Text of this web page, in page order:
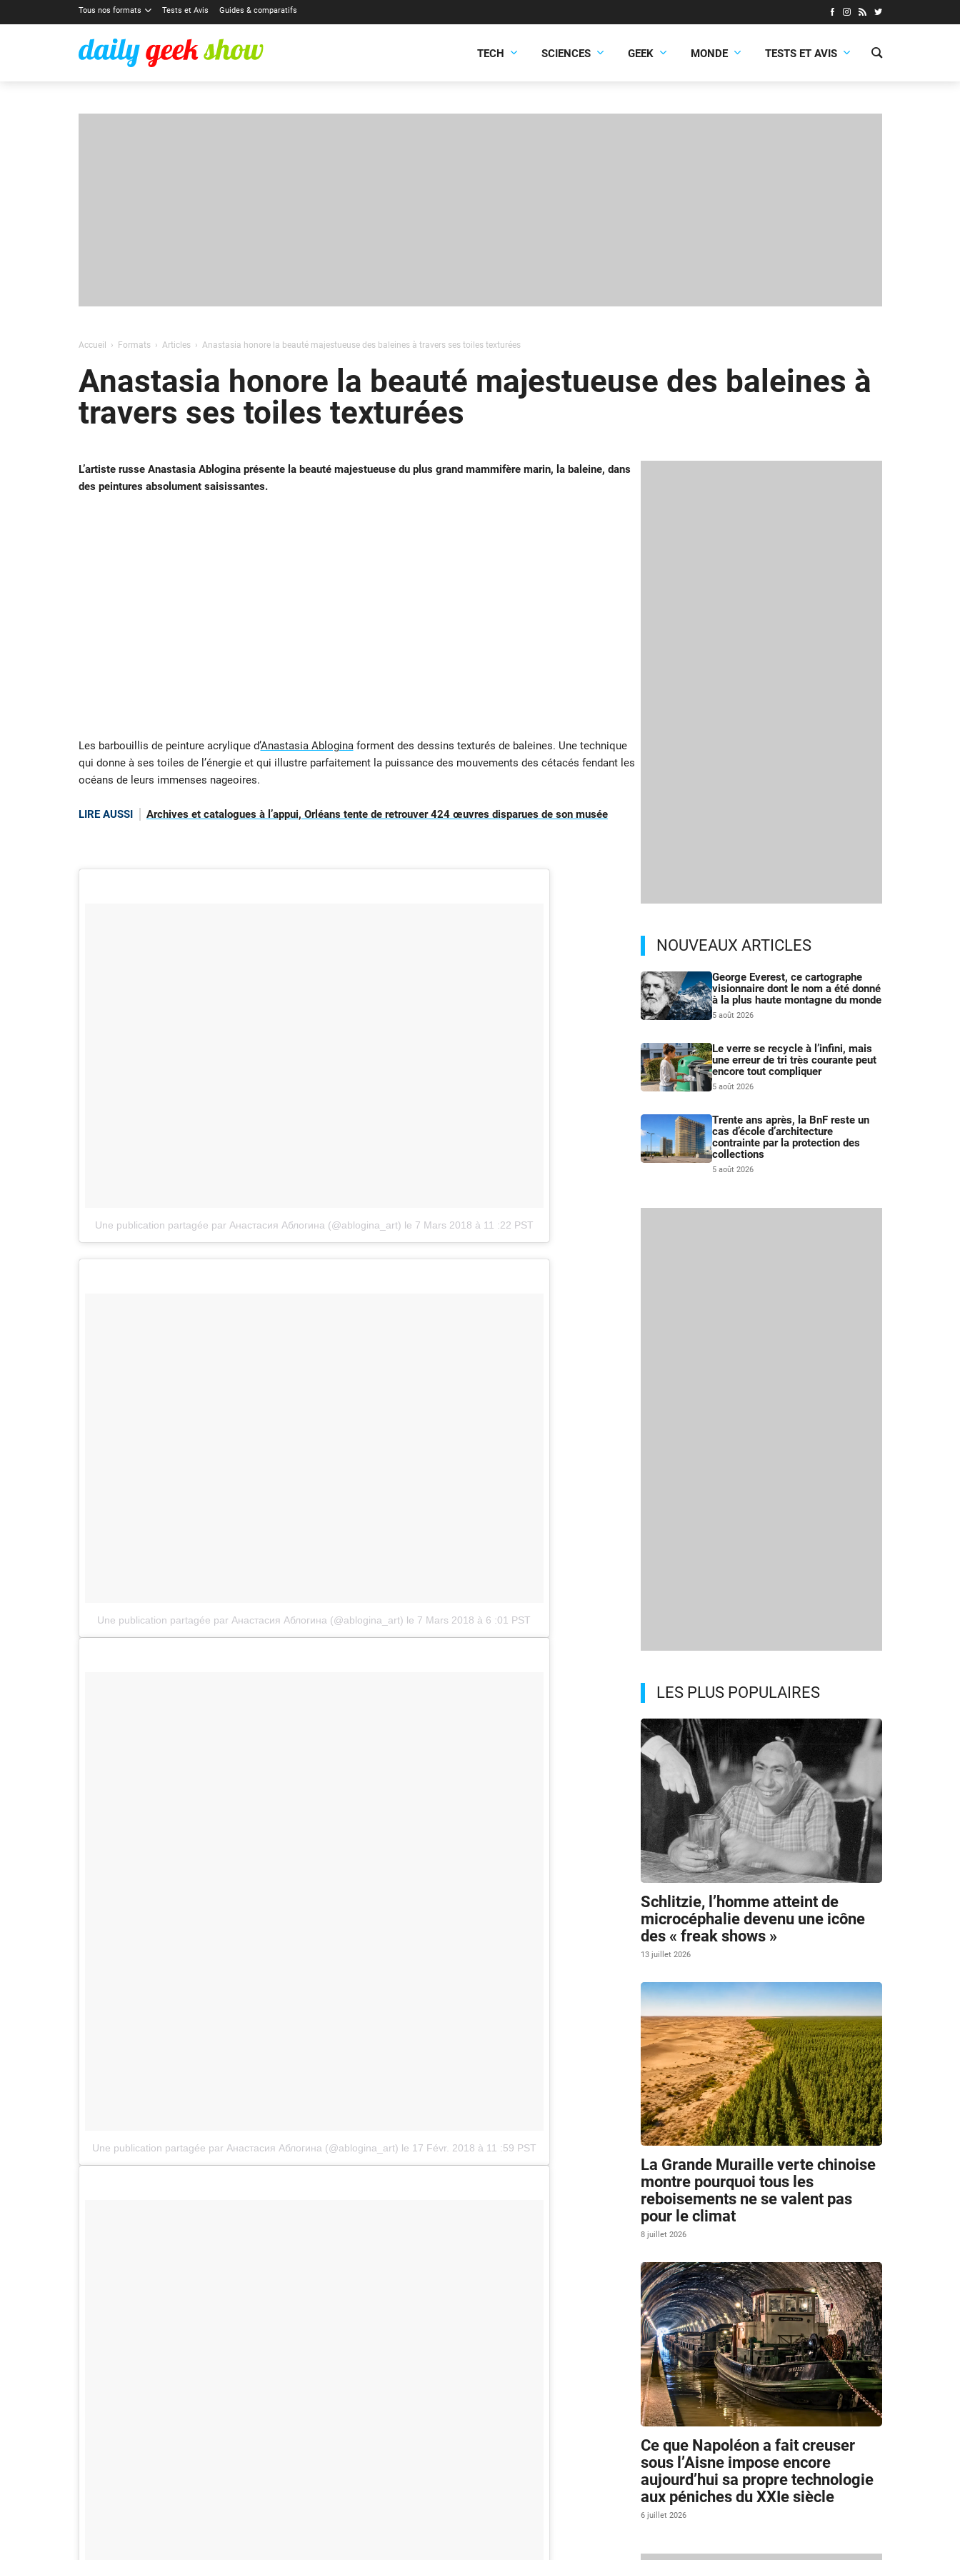
Tous nos formats Tests et Avis Guides & comparatifs
TECH SCIENCES GEEK MONDE TESTS ET AVIS
Accueil Formats Articles Anastasia honore la beauté majestueuse des baleines à travers ses toiles texturées
Anastasia honore la beauté majestueuse des baleines à
travers ses toiles texturées
L’artiste russe Anastasia Ablogina présente la beauté majestueuse du plus grand mammifère marin, la baleine, dans
des peintures absolument saisissantes.
Les barbouillis de peinture acrylique d’Anastasia Abloginaforment des dessins texturés de baleines. Une technique
qui donne à ses toiles de l’énergie et qui illustre parfaitement la puissance des mouvements des cétacés fendant les
océans de leurs immenses nageoires.
LIRE AUSSI Archives et catalogues à l’appui, Orléans tente de retrouver 424 œuvres disparues de son musée
Une publication partagée par Анастасия Аблогина (@ablogina_art) le 7 Mars 2018 à 11 :22 PST
Une publication partagée par Анастасия Аблогина (@ablogina_art) le 7 Mars 2018 à 6 :01 PST
Une publication partagée par Анастасия Аблогина (@ablogina_art) le 17 Févr. 2018 à 11 :59 PST
NOUVEAUX ARTICLES
George Everest, ce cartographe
visionnaire dont le nom a été donné
à la plus haute montagne du monde
5 août 2026
Le verre se recycle à l’infini, mais
une erreur de tri très courante peut
encore tout compliquer
5 août 2026
Trente ans après, la BnF reste un
cas d’école d’architecture
contrainte par la protection des
collections
5 août 2026
LES PLUS POPULAIRES
Schlitzie, l’homme atteint de
microcéphalie devenu une icône
des « freak shows »
13 juillet 2026
La Grande Muraille verte chinoise
montre pourquoi tous les
reboisements ne se valent pas
pour le climat
8 juillet 2026
Ce que Napoléon a fait creuser
sous l’Aisne impose encore
aujourd’hui sa propre technologie
aux péniches du XXIe siècle
6 juillet 2026